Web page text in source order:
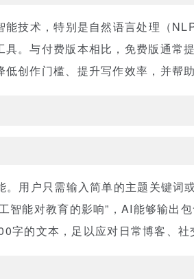
技术，特别是自然语言处理（
。与付费版本相比，免费版通常
创作门槛、提升写作效率，并帮
。用户只需输入简单的主题关键词
智能对教育的影响”，AI能够输出
字的文本，足以应对日常博客、社